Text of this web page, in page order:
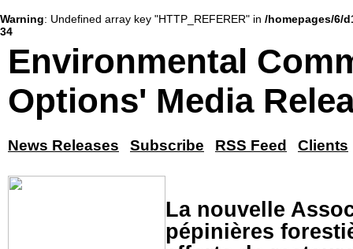
Warning: Undefined array key "HTTP_REFERER" in /homepages/6/
34
Environmental
Options' Media
News Releases Subscribe RSS Feed Clients
La nouvelle
pépinières